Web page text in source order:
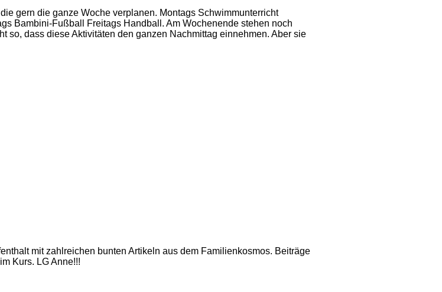
gern die ganze Woche verplanen. Montags Schwimmunterricht
Bambini-Fußball Freitags Handball. Am Wochenende stehen noch
so, dass diese Aktivitäten den ganzen Nachmittag einnehmen. Aber sie
mit zahlreichen bunten Artikeln aus dem Familienkosmos. Beiträge
Kurs. LG Anne!!!